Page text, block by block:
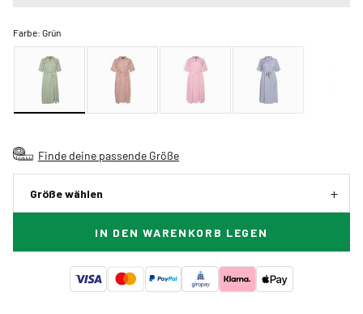
Farbe:Grün
Finde deine passende Größe
Größe wählen
IN DEN WARENKORB LEGEN